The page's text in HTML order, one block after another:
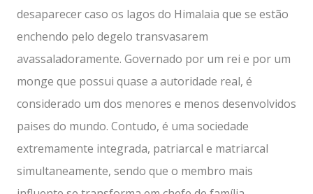
desaparecer caso os lagos do Himalaia que se estão
enchendo pelo degelo transvasarem
avassaladoramente. Governado por um rei e por um
monge que possui quase a autoridade real, é
considerado um dos menores e menos desenvolvidos
paises do mundo. Contudo, é uma sociedade
extremamente integrada, patriarcal e matriarcal
simultaneamente, sendo que o membro mais